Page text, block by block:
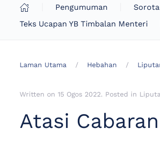
Pengumuman
Teks Ucapan YB Timbalan Menteri
Laman Utama Hebahan
Written on 15 Ogos 2022. Posted in
Atasi